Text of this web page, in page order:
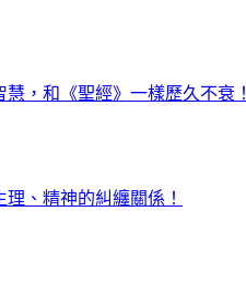
，和《聖經》一樣歷久不衰！
、精神的糾纏關係！